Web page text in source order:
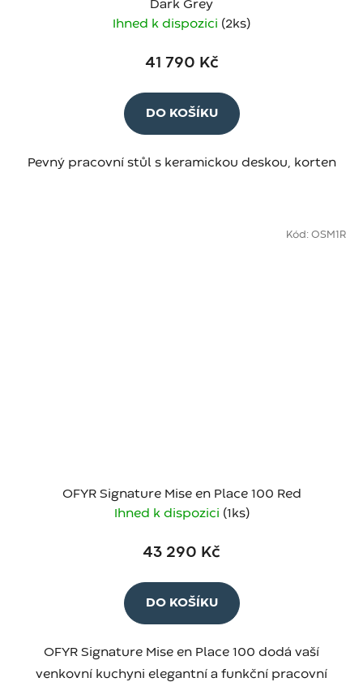
Dark Grey
Ihned k dispozici (2 ks)
41 790 Kč
DO KOŠÍKU
Pevný pracovní stůl s keramickou deskou, korten
OFYR Signature Mise en Place 100 Red
Ihned k dispozici (1 ks)
43 290 Kč
DO KOŠÍKU
OFYR Signature Mise en Place 100 dodá vaší
venkovní kuchyni elegantní a funkční pracovní
Kód: OSM1R